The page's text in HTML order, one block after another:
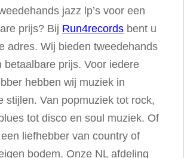
jazz lp’s voor een
prijs? Bij Run4records bent u
adres. Wij bieden tweedehands
betaalbare prijs. Voor iedere
hebben wij muziek in
stijlen. Van popmuziek tot rock,
tot disco en soul muziek. Of
liefhebber van country of
bodem. Onze NL afdeling